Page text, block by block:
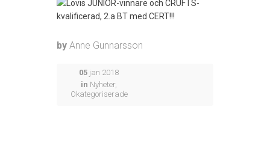
by Anne Gunnarsson
05 jan 2018
in Nyheter,
Okategoriserade